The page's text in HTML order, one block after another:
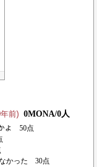
前) 0MONA/0人
よ 50点
かった 30点